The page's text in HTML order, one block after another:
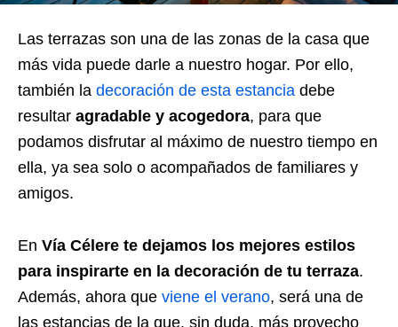
Las terrazas son una de las zonas de la casa que
más vida puede darle a nuestro hogar. Por ello,
también la decoración de esta estancia debe
resultar agradable y acogedora, para que
podamos disfrutar al máximo de nuestro tiempo en
ella, ya sea solo o acompañados de familiares y
amigos.
En Vía Célere te dejamos los mejores estilos
para inspirarte en la decoración de tu terraza.
Además, ahora que viene el verano, será una de
las estancias de la que, sin duda, más provecho